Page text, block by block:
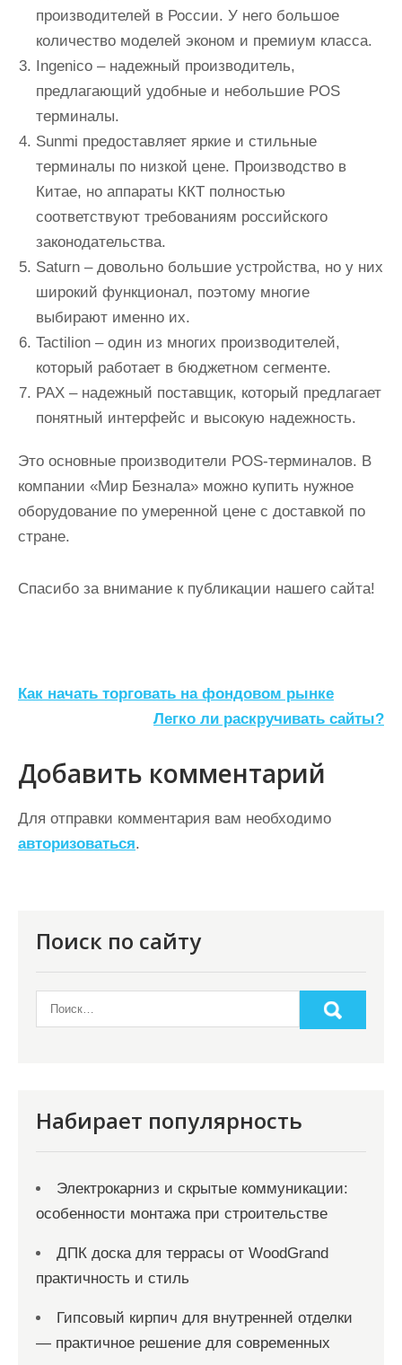
производителей в России. У него большое
количество моделей эконом и премиум класса.
Ingenico – надежный производитель,
предлагающий удобные и небольшие POS
терминалы.
Sunmi предоставляет яркие и стильные
терминалы по низкой цене. Производство в
Китае, но аппараты ККТ полностью
соответствуют требованиям российского
законодательства.
Saturn – довольно большие устройства, но у них
широкий функционал, поэтому многие
выбирают именно их.
Tactilion – один из многих производителей,
который работает в бюджетном сегменте.
PAX – надежный поставщик, который предлагает
понятный интерфейс и высокую надежность.
Это основные производители POS-терминалов. В
компании «Мир Безнала» можно купить нужное
оборудование по умеренной цене с доставкой по
стране.
Спасибо за внимание к публикации нашего сайта!
Н
в
и
г
а
м
Как начать торговать на фондовом рынке
Легко ли раскручивать сайты?
Добавить комментарий
Для отправки комментария вам необходимо
авторизоваться.
Поиск по сайту
Набирает популярность
Электрокарниз и скрытые коммуникации:
особенности монтажа при строительстве
ДПК доска для террасы от WoodGrand
практичность и стиль
Гипсовый кирпич для внутренней отделки
— практичное решение для современных